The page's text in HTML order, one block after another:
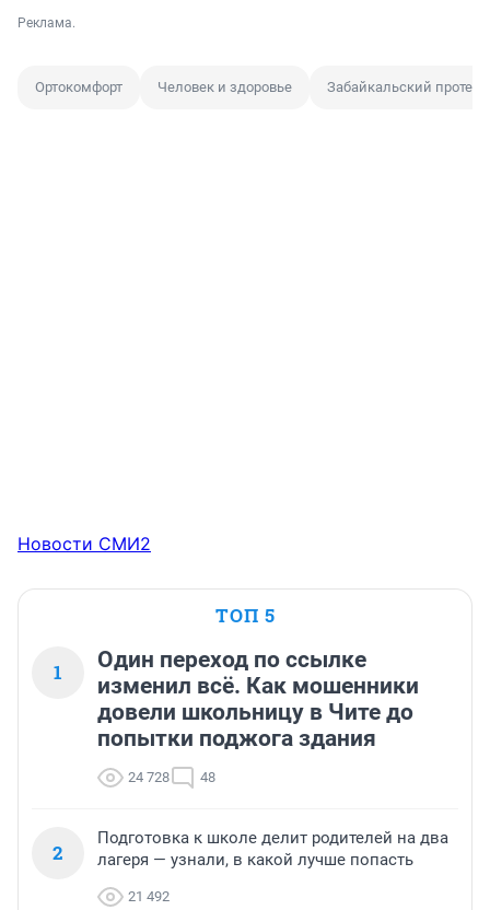
Реклама.
Ортокомфорт Человек и здоровье Забайкальский
Новости СМИ2
ТОП 5
1
Один переход по ссылке
изменил всё. Как мошенники
довели школьницу в Чите до
попытки поджога здания
24 728 48
2
Подготовка к школе делит родителей на два
лагеря — узнали, в какой лучше попасть
21 492